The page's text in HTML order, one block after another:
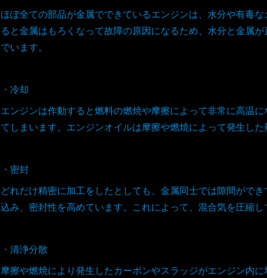
ほぼ全ての部品が金属でできているエンジンは、水分や有毒
ると金属はもろくなって故障の原因になるため、水分と金属
でいます。
・冷却
エンジンは作動すると燃料の燃焼や摩擦によって非常に高温
てしまいます。エンジンオイルは摩擦や燃焼によって発生し
・密封
どれだけ精密に加工をしたとしても、金属同士では隙間がで
込み、密封性を高めています。これによって、混合気を圧縮し
・清浄分散
摩擦や燃焼により発生したカーボンやスラッジがエンジン内